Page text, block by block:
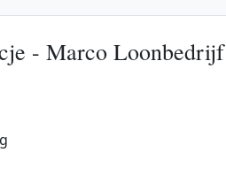
- Marco Loonbedrijf